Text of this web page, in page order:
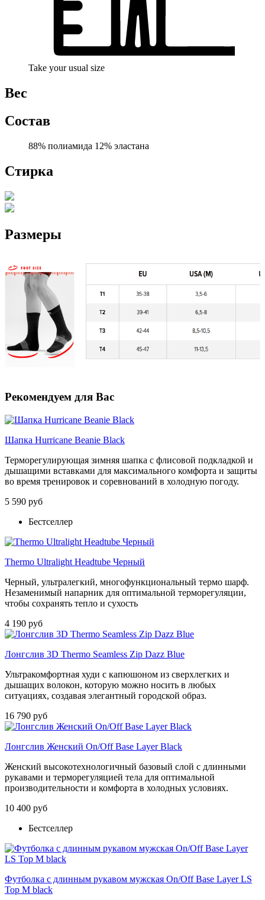
Take your usual size
Вес
Состав
88% полиамида 12% эластана
Стирка
Размеры
Рекомендуем для Вас
Шапка Hurricane Beanie Black
Терморегулирующая зимняя шапка с флисовой подкладкой и
дышащими вставками для максимального комфорта и защиты
во время тренировок и соревнований в холодную погоду.
5 590 руб
Бестселлер
Thermo Ultralight Headtube Черный
Черный, ультралегкий, многофункциональный термо шарф.
Незаменимый напарник для оптимальной терморегуляции,
чтобы сохранять тепло и сухость
4 190 руб
Лонгслив 3D Thermo Seamless Zip Dazz Blue
Ультракомфортная худи с капюшоном из сверхлегких и
дышащих волокон, которую можно носить в любых
ситуациях, создавая элегантный городской образ.
16 790 руб
Лонгслив Женский On/Off Base Layer Black
Женский высокотехнологичный базовый слой с длинными
рукавами и терморегуляцией тела для оптимальной
производительности и комфорта в холодных условиях.
10 400 руб
Бестселлер
Футболка с длинным рукавом мужская On/Off Base Layer LS
Top M black